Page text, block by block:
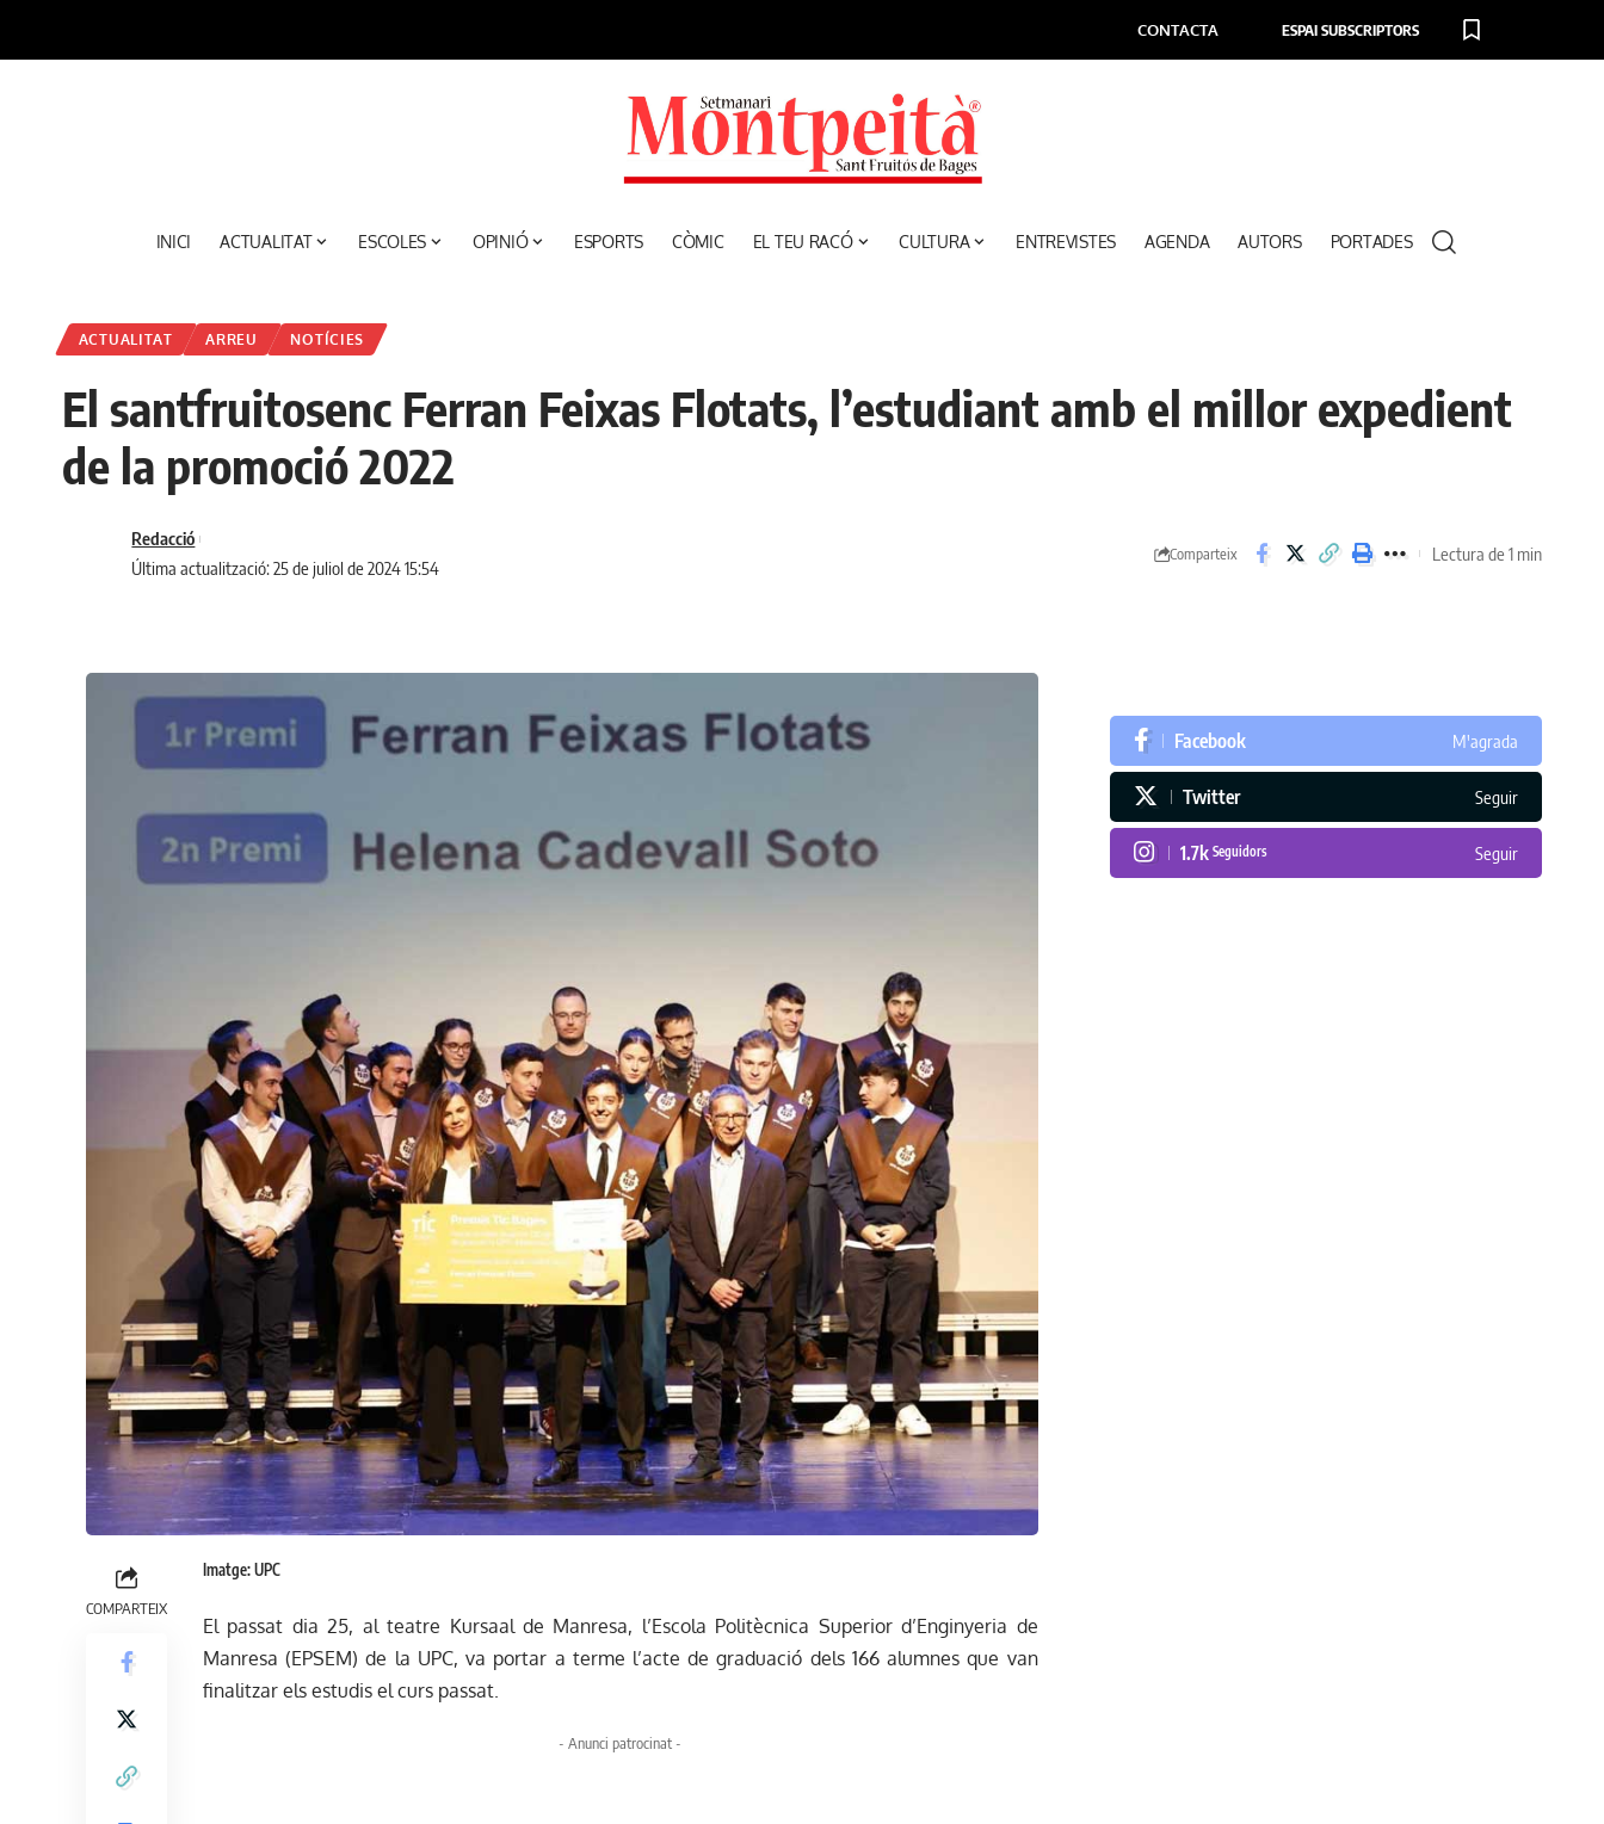
CONTACTA ESPAI SUBSCRIPTORS
INICI ACTUALITAT ESCOLES OPINIÓ ESPORTS CÒMIC EL TEU RACÓ CULTURA ENTREVISTES AGENDA AUTORS PORTADES
ACTUALITAT ARREU NOTÍCIES
El santfruitosenc Ferran Feixas Flotats, l’estudiant amb el millor expedient
de la promoció 2022
Última actualització: 25 de juliol de 2024 15:54
Redacció
Comparteix Lectura de 1 min
COMPARTEIX
Imatge: UPC
El passat dia 25, al teatre Kursaal de Manresa, l’Escola Politècnica Superior d’Enginyeria de
Manresa (EPSEM) de la UPC, va portar a terme l’acte de graduació dels 166 alumnes que van
finalitzar els estudis el curs passat.
- Anunci patrocinat -
Facebook M'agrada
Twitter Seguir
1.7k Seguidors Seguir